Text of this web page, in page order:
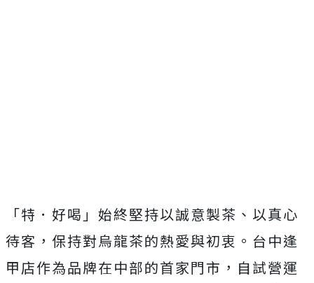
「特．好喝」始終堅持以誠意製茶、以真心
待客，保持對烏龍茶的熱愛與初衷。台中逢
甲店作為品牌在中部的首家門市，自試營運